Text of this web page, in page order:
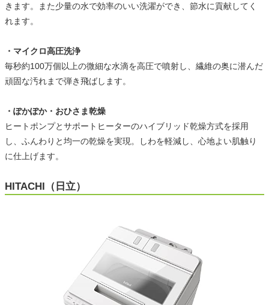
きます。また少量の水で効率のいい洗濯ができ、節水に貢献してく
れます。
・マイクロ高圧洗浄
毎秒約100万個以上の微細な水滴を高圧で噴射し、繊維の奥に潜んだ
頑固な汚れまで弾き飛ばします。
・ぽかぽか・おひさま乾燥
ヒートポンプとサポートヒーターのハイブリッド乾燥方式を採用
し、ふんわりと均一の乾燥を実現。しわを軽減し、心地よい肌触り
に仕上げます。
HITACHI（日立）